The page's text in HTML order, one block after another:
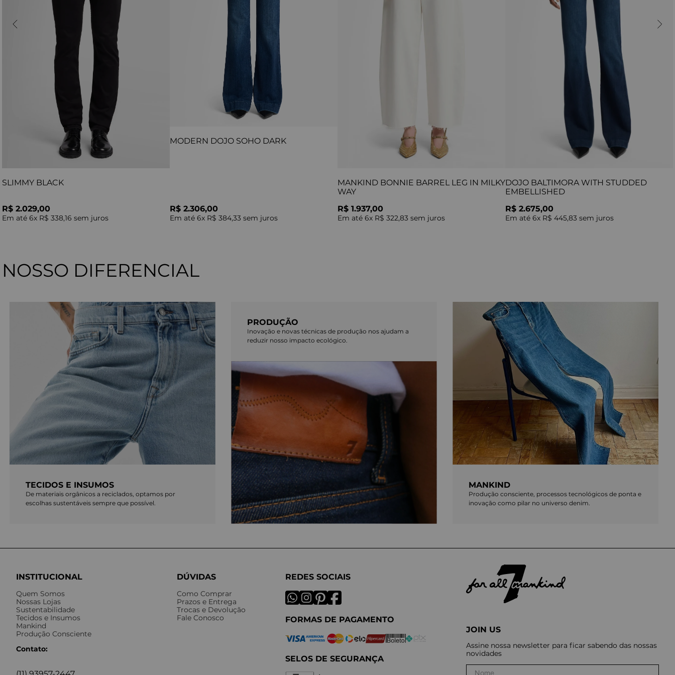
SLIMMY BLACK
R$ 2.029,00
Em até 6x R$ 338,16 sem juros
MODERN DOJO SOHO DARK
R$ 2.306,00
Em até 6x R$ 384,33 sem juros
MANKIND BONNIE BARREL LEG IN MILKY
WAY
R$ 1.937,00
Em até 6x R$ 322,83 sem juros
DOJO BALTIMORA WITH STUDDED
EMBELLISHED
R$ 2.675,00
Em até 6x R$ 445,83 sem juros
NOSSO DIFERENCIAL
TECIDOS E INSUMOS
De materiais orgânicos a reciclados, optamos por
escolhas sustentáveis sempre que possível.
PRODUÇÃO
Inovação e novas técnicas de produção nos ajudam a
reduzir nosso impacto ecológico.
MANKIND
Produção consciente, processos tecnológicos de ponta e
inovação como pilar no universo denim.
INSTITUCIONAL
Quem Somos
Nossas Lojas
Sustentabilidade
Tecidos e Insumos
Mankind
Produção Consciente
Contato:
DÚVIDAS
Como Comprar
Prazos e Entrega
Trocas e Devolução
Fale Conosco
REDES SOCIAIS
FORMAS DE PAGAMENTO
SELOS DE SEGURANÇA
JOIN US
Assine nossa newsletter para ficar sabendo das nossas
novidades